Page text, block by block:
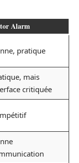
Alarm
pratique
mais
critiquée